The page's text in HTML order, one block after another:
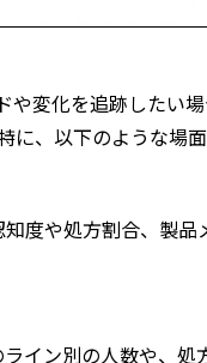
変化を追跡したい
、以下のような場面
度や処方割合、製
イン別の人数や、